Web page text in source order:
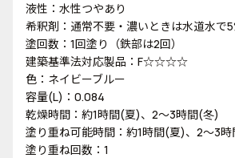
液性：水性つやあり
希釈剤：通常不要・濃いときは水道水で
塗回数：1回塗り（鉄部は2回）
建築基準法対応製品：F☆☆☆☆
色：ネイビーブルー
容量(L)：0.084
乾燥時間：約1時間(夏)、2～3時間(冬)
塗り重ね可能時間：約1時間(夏)、2～3
塗り重ね回数：1